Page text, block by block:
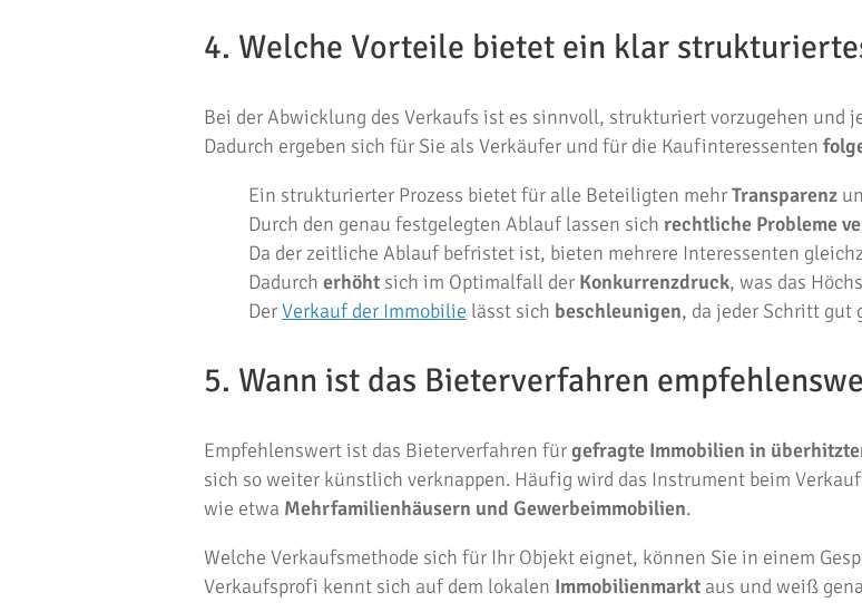
4. Welche Vorteile bietet ein klar
Bei der Abwicklung des Verkaufs ist es sinnvoll, strukturiert vorzugehen
Dadurch ergeben sich für Sie als Verkäufer und für die Kaufinteressenten
Ein strukturierter Prozess bietet für alle Beteiligten mehrTransparenz
Durch den genau festgelegten Ablauf lassen sich rechtliche Probleme
Da der zeitliche Ablauf befristet ist, bieten mehrere Interessenten
Dadurch erhöht sich im Optimalfall der Konkurrenzdruck, was das
DerVerkauf der Immobilie lässt sich beschleunigen, da jeder Schritt gut
5. Wann ist das Bieterverfahren
Empfehlenswert ist das Bieterverfahren fürgefragte Immobilien in
sich so weiter künstlich verknappen. Häufig wird das Instrument beim
wie etwa Mehrfamilienhäusern und Gewerbeimmobilien.
Welche Verkaufsmethode sich für Ihr Objekt eignet, können Sie in einem
Verkaufsprofi kennt sich auf dem lokalen Immobilienmarkt aus und weiß